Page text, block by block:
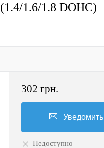
1.6/1.8 DOHC)
302 грн.
Уведомить
Недоступно